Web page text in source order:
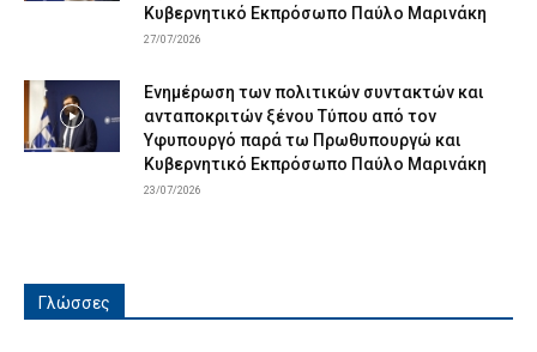
Κυβερνητικό Εκπρόσωπο Παύλο Μαρινάκη
27/07/2026
Ενημέρωση των πολιτικών συντακτών και
ανταποκριτών ξένου Τύπου από τον
Υφυπουργό παρά τω Πρωθυπουργώ και
Κυβερνητικό Εκπρόσωπο Παύλο Μαρινάκη
23/07/2026
Γλώσσες